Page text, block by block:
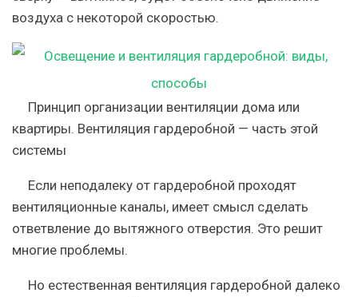
воздуха с некоторой скоростью.
Принцип организации вентиляции дома или
квартиры. Вентиляция гардеробной — часть этой
системы
Если неподалеку от гардеробной проходят
вентиляционные каналы, имеет смысл сделать
ответвление до вытяжного отверстия. Это решит
многие проблемы.
Но естественная вентиляция гардеробной далеко